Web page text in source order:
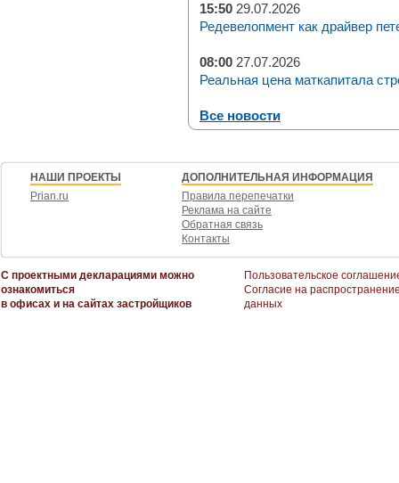
15:50 29.07.2026
Редевелопмент как драйвер
08:00 27.07.2026
Реальная цена маткапитала
Все новости
НАШИ ПРОЕКТЫ
Prian.ru
ДОПОЛНИТЕЛЬНАЯ ИНФОРМАЦИЯ
Правила перепечатки
Реклама на сайте
Обратная связь
Контакты
С проектными декларациями можно
ознакомиться
в офисах и на сайтах застройщиков
Пользовательское
Согласие на
данных